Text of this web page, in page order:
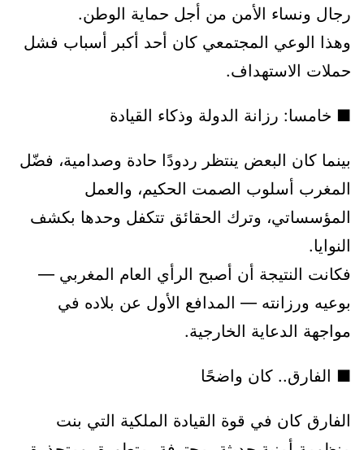
رجال ونساء الأمن من أجل حماية الوطن.
وهذا الوعي المجتمعي كان أحد أكبر أسباب فشل
حملات الاستهداف.
■ خامسا: رزانة الدولة وذكاء القيادة
بينما كان البعض ينتظر ردودًا حادة وصدامية، فضّل
المغرب أسلوب الصمت الحكيم، والعمل
المؤسساتي، وترك الحقائق تتكفل وحدها بكشف
النوايا.
فكانت النتيجة أن أصبح الرأي العام المغربي —
بوعيه ورزانته — المدافع الأول عن بلاده في
مواجهة الدعاية الخارجية.
■ الفارق.. كان واضحًا
الفارق كان في قوة القيادة الملكية التي بنت